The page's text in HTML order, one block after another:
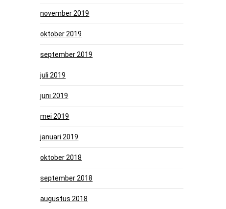
november 2019
oktober 2019
september 2019
juli 2019
juni 2019
mei 2019
januari 2019
oktober 2018
september 2018
augustus 2018